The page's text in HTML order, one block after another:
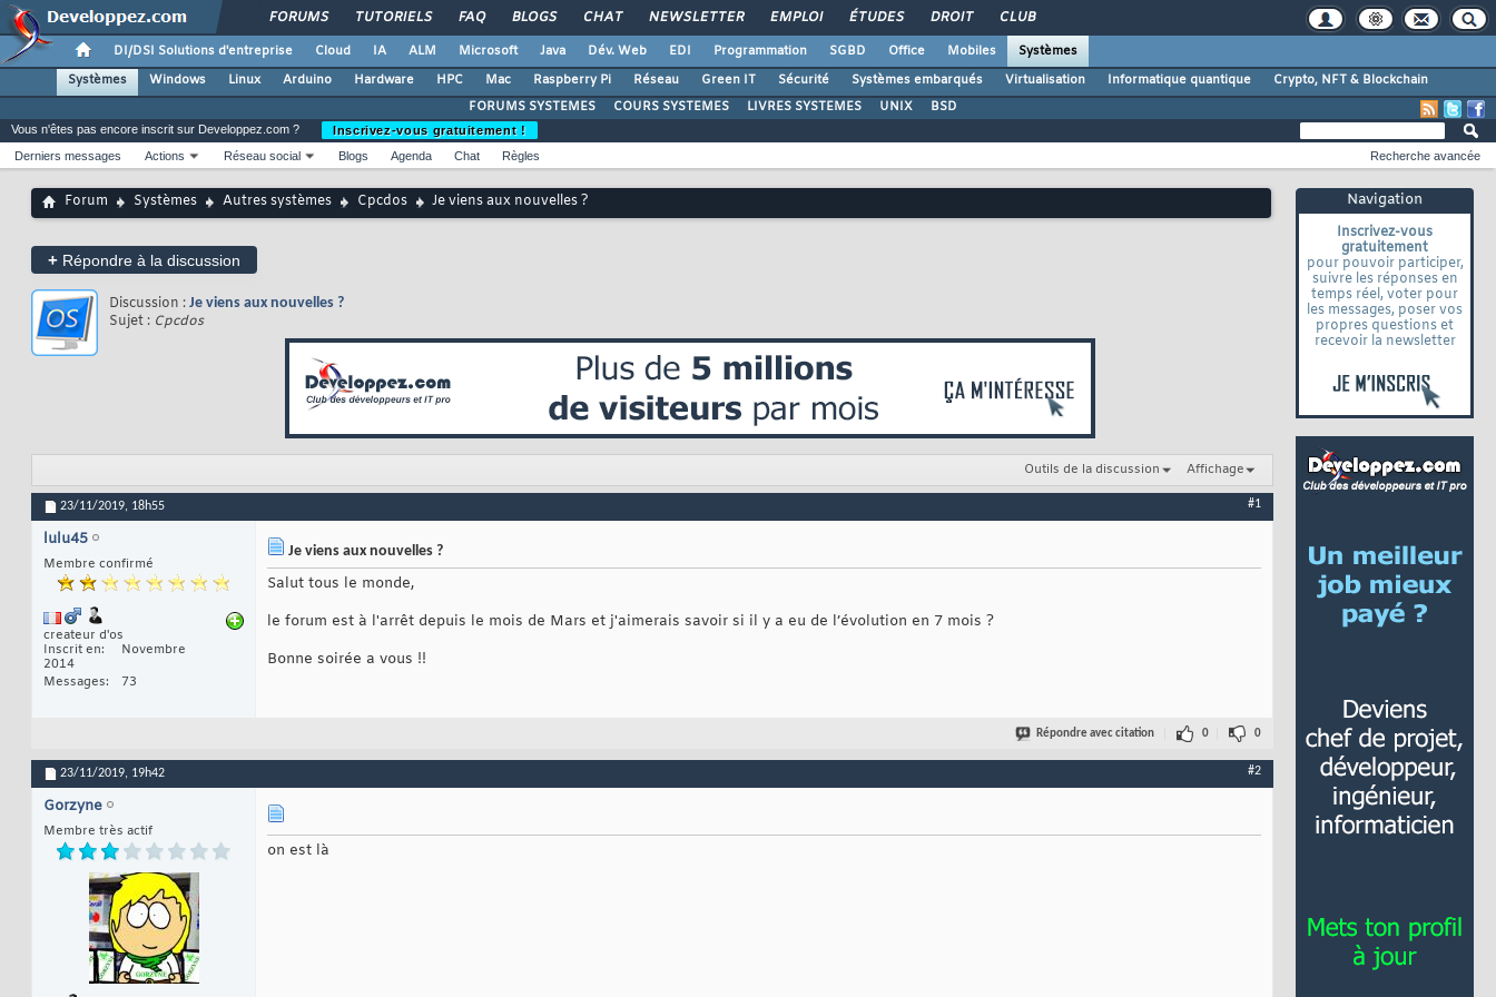
FORUMS TUTORIELS FAQ BLOGS CHAT NEWSLETTER EMPLOI ÉTUDES DROIT CLUB
DI/DSI Solutions d'entreprise Cloud IA ALM Microsoft Java Dév. Web EDI Programmation SGBD Office Mobiles
Systèmes
Systèmes
Windows Linux Arduino Hardware HPC Mac Raspberry Pi Réseau Green IT Sécurité Systèmes embarqués Virtualisation Informatique quantique
Crypto, NFT & Blockchain
FORUMS SYSTEMES
COURS SYSTEMES LIVRES SYSTEMES UNIX BSD
Navigation
Inscrivez-vous
gratuitement
pour pouvoir participer,
suivre les réponses en
temps réel, voter pour
les messages, poser vos
propres questions et
recevoir la newsletter
Vous n'êtes pas encore inscrit sur Developpez.com ?
Inscrivez-vous gratuitement !
Derniers messages
Actions Réseau social Blogs Agenda Chat Règles Recherche avancée
Forum Systèmes Autres systèmes Cpcdos Je viens aux nouvelles ?
+ Répondre à la discussion
Discussion : Je viens aux nouvelles ?
Sujet : Cpcdos
Outils de la discussion Affichage
23/11/2019, 18h55 #1
lulu45
Membre confirmé
createur d'os
Inscrit en
Novembre
2014
Messages
73
Je viens aux nouvelles ?
Salut tous le monde,
le forum est à l'arrêt depuis le mois de Mars et j'aimerais savoir si il y a eu de l’évolution en 7 mois ?
Bonne soirée a vous !!
Répondre avec citation 0 0
23/11/2019, 19h42 #2
Gorzyne
Membre très actif
on est là